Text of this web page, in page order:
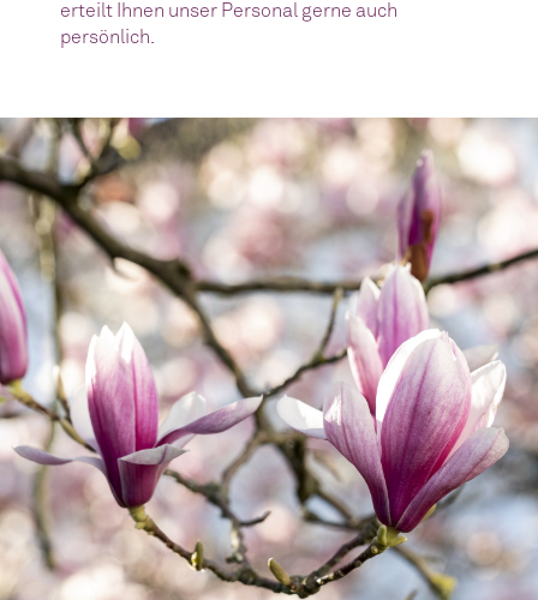
erteilt Ihnen unser Personal gerne auch
persönlich.